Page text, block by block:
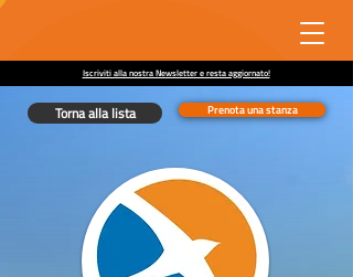
Iscriviti alla nostra Newsletter e resta aggiornato!
Torna alla lista Prenota una stanza